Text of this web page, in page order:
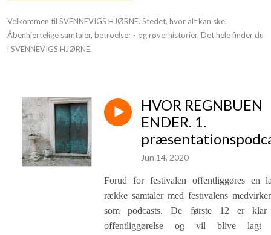
Velkommen til SVENNEVIGS HJØRNE. Stedet, hvor alt kan ske.
Åbenhjertelige samtaler, betroelser - og røverhistorier. Det hele finder du
i SVENNEVIGS HJØRNE.
HVOR REGNBUEN
ENDER. 1.
Jun 14, 2020
Forud for festivalen offentliggøres en
række samtaler med festivalens
som podcasts.De første 12 er
offentliggørelse og vil blive lagt